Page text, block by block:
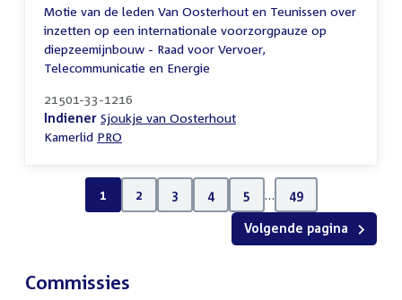
Motie van de leden Van Oosterhout en Teunissen over
inzetten op een internationale voorzorgpauze op
diepzeemijnbouw - Raad voor Vervoer,
Telecommunicatie en Energie
21501-33-1216
Indiener Sjoukje van Oosterhout
Kamerlid PRO
1 2 3 4 5 … 49
Volgende pagina
Commissies